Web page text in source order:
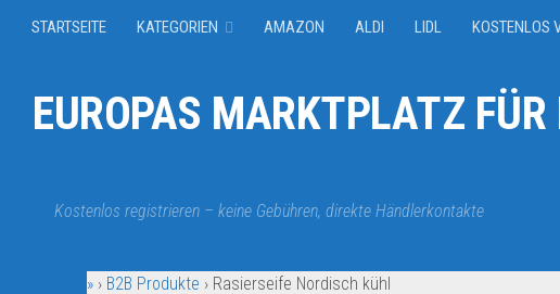
STARTSEITE KATEGORIEN AMAZON ALDI LIDL KOSTENLOS
EUROPAS MARKTPLATZ FÜR
Kostenlos registrieren – keine Gebühren, direkte Händlerkontakte
» › B2B Produkte › Rasierseife Nordisch kühl